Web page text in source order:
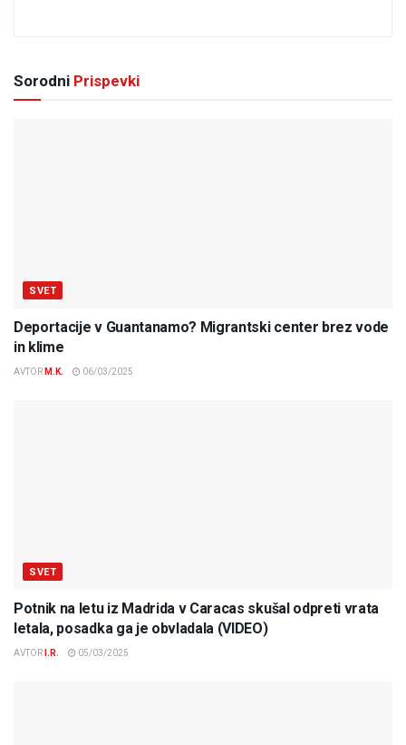
Sorodni Prispevki
SVET
Deportacije v Guantanamo? Migrantski center brez vode
in klime
AVTOR M.K. 06/03/2025
SVET
Potnik na letu iz Madrida v Caracas skušal odpreti vrata
letala, posadka ga je obvladala (VIDEO)
AVTOR I.R. 05/03/2025